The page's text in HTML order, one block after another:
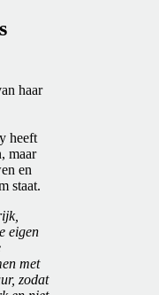
haar
heeft
maar
en
staat.
eigen
met
zodat